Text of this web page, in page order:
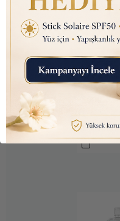
Nutraxin
Takviyesi
₺ 450.00